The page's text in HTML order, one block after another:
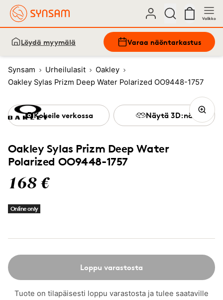
Valikko
Löydä myymälä Varaa näöntarkastus
Synsam Urheilulasit
Oakley
Oakley Sylas Prizm Deep Water Polarized OO9448-1757
Oakley Sylas Prizm Deep Water
Polarized OO9448-1757
168 €
Online only
Loppu varastosta
Tuote on tilapäisesti loppu varastosta ja tulee saataville
Kokeile verkossa Näytä 3D:nä